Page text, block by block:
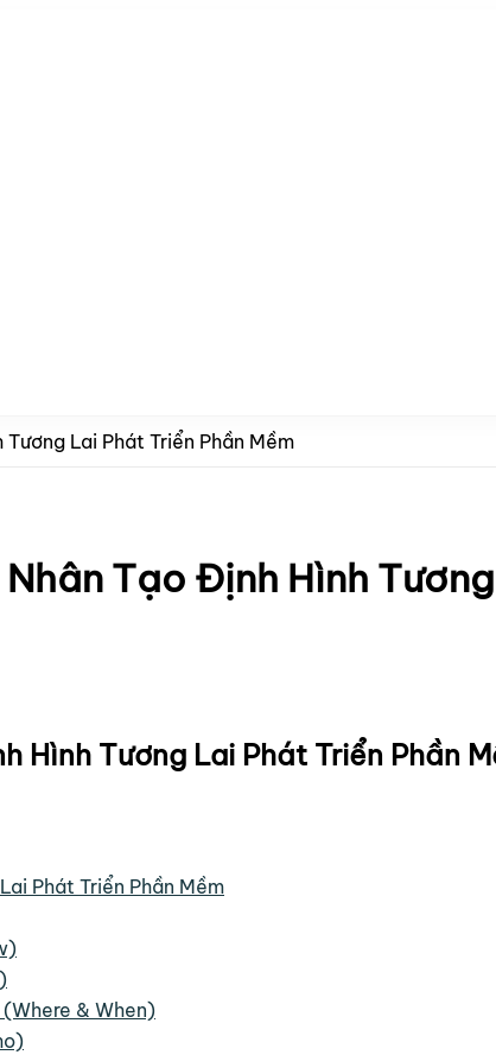
Lai Phát Triển Phần Mềm
Tạo Định Hình
Hình Tương Lai Phát Triển Phần
Phát Triển Phần Mềm
& When)